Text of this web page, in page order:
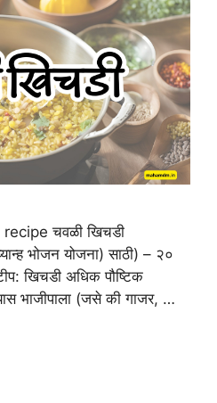
चवळी खिचडी
भोजन योजना) साठी) – २०
टीप: खिचडी अधिक पौष्टिक
भाजीपाला (जसे की गाजर, …